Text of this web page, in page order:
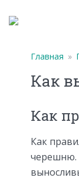
Главная »
Как
Как
Как
черешню.